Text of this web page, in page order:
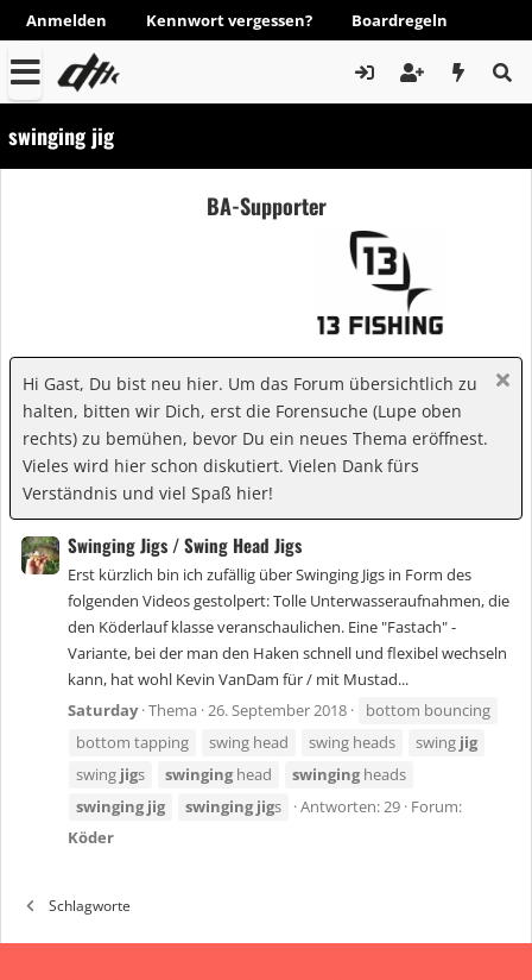
Anmelden Kennwort vergessen? Boardregeln
swinging jig
BA-Supporter
Hi Gast, Du bist neu hier. Um das Forum übersichtlich zu
halten, bitten wir Dich, erst die Forensuche (Lupe oben
rechts) zu bemühen, bevor Du ein neues Thema eröffnest.
Vieles wird hier schon diskutiert. Vielen Dank fürs
Verständnis und viel Spaß hier!
Swinging Jigs / Swing Head Jigs
Erst kürzlich bin ich zufällig über Swinging Jigs in Form des
folgenden Videos gestolpert: Tolle Unterwasseraufnahmen, die
den Köderlauf klasse veranschaulichen. Eine "Fastach" -
Variante, bei der man den Haken schnell und flexibel wechseln
kann, hat wohl Kevin VanDam für / mit Mustad...
Saturday Thema 26. September 2018
bottom bouncing
bottom tapping
swing head swing heads swing jig
swing jigs swinging head swinging heads
swinging jig swinging jigs Antworten: 29 Forum:
Köder
Schlagworte